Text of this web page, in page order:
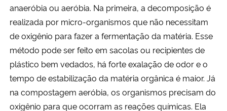
anaeróbia ou aeróbia. Na primeira, a decomposição é
realizada por micro-organismos que não necessitam
de oxigênio para fazer a fermentação da matéria. Esse
método pode ser feito em sacolas ou recipientes de
plástico bem vedados, há forte exalação de odor e o
tempo de estabilização da matéria orgânica é maior. Já
na compostagem aeróbia, os organismos precisam do
oxigênio para que ocorram as reações químicas. Ela